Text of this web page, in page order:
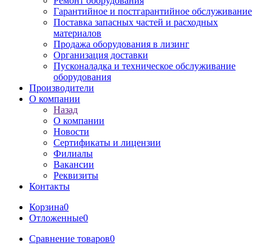
Гарантийное и постгарантийное обслуживание
Поставка запасных частей и расходных
материалов
Продажа оборудования в лизинг
Организация доставки
Пусконаладка и техническое обслуживание
оборудования
Производители
О компании
Назад
О компании
Новости
Сертификаты и лицензии
Филиалы
Вакансии
Реквизиты
Контакты
Корзина0
Отложенные0
Сравнение товаров0